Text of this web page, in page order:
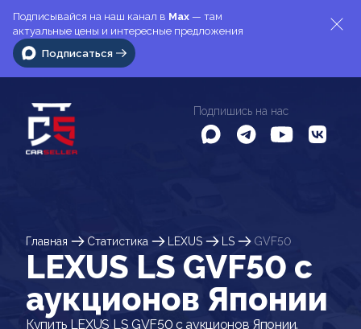
Подписывайся на наш канал в Max — там
актуальные цены и интересные предложения
Подписаться
Подпишись на нас
Главная Статистика LEXUS LS GVF50
LEXUS LS GVF50 c
аукционов Японии
Купить LEXUS LS GVF50 с аукционов Японии.